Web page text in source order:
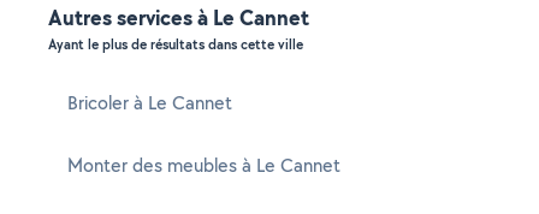
Autres services à Le Cannet
Ayant le plus de résultats dans cette ville
Bricoler à Le Cannet
Monter des meubles à Le Cannet